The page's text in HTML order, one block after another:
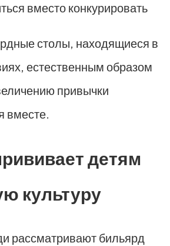
вместо конкурировать
столы, находящиеся в
естественным образом
привычки
вместе.
детям
культуру
рассматривают бильярд